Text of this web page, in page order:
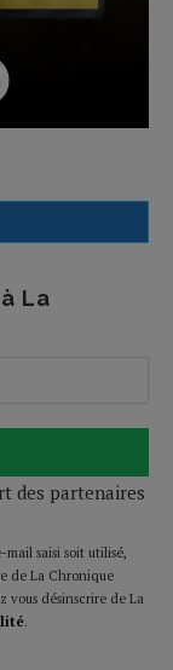
La
des partenaires
saisi soit utilisé,
de La Chronique
vous désinscrire de La
.